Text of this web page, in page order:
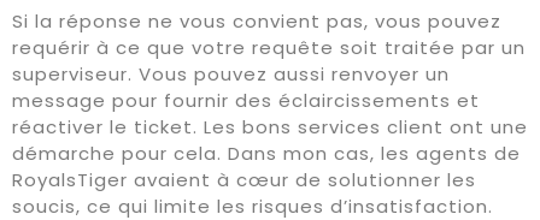
Si la réponse ne vous convient pas, vous pouvez
requérir à ce que votre requête soit traitée par un
superviseur. Vous pouvez aussi renvoyer un
message pour fournir des éclaircissements et
réactiver le ticket. Les bons services client ont une
démarche pour cela. Dans mon cas, les agents de
RoyalsTiger avaient à cœur de solutionner les
soucis, ce qui limite les risques d’insatisfaction.